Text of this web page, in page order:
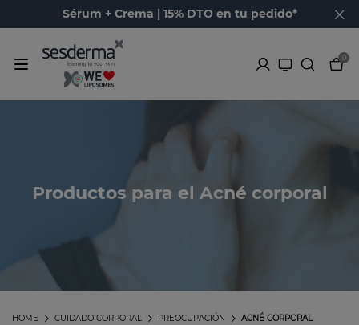
Sérum + Crema | 15% DTO en tu pedido*
0
Productos para el Acné corporal
ACNÉ CORPORAL
PREOCUPACIÓN
CUIDADO CORPORAL
HOME